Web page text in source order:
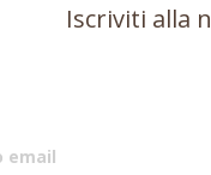
Iscriviti alla